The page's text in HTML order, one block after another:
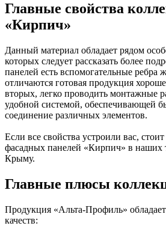
Главные свойства
«Кирпич»
Данный материал обладает рядом
которых следует рассказать более
панелей есть вспомогательные ребра
отличаются готовая продукция
вторых, легко проводить монтажные
удобной системой, обеспечивающей
соединение различных элементов.
Если все свойства устроили вас,
фасадных панелей «Кирпич» в наших
Крыму.
Главные плюсы
Продукция «Альта-Профиль»
качеств: